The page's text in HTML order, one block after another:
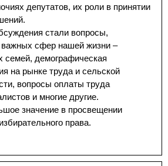
депутатов, их роли в принятии
стали вопросы,
сфер нашей жизни –
демографическая
на рынке труда и сельской
вопросы оплаты труда
и многие другие.
значение в просвещении
права.